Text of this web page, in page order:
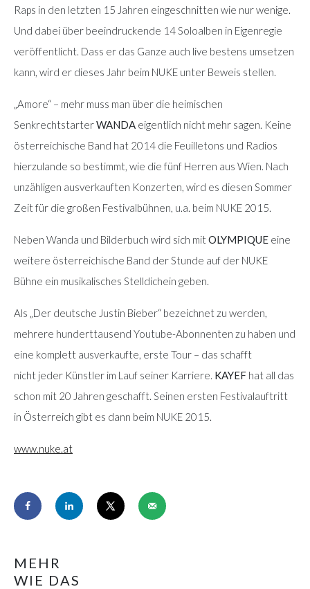
Raps in den letzten 15 Jahren eingeschnitten wie nur wenige.
Und dabei über beeindruckende 14 Soloalben in Eigenregie
veröffentlicht. Dass er das Ganze auch live bestens umsetzen
kann, wird er dieses Jahr beim NUKE unter Beweis stellen.
„Amore“ – mehr muss man über die heimischen
SenkrechtstarterWANDA eigentlich nicht mehr sagen. Keine
österreichische Band hat 2014 die Feuilletons und Radios
hierzulande so bestimmt, wie die fünf Herren aus Wien. Nach
unzähligen ausverkauften Konzerten, wird es diesen Sommer
Zeit für die großen Festivalbühnen, u.a. beim NUKE 2015.
Neben Wanda und Bilderbuch wird sich mitOLYMPIQUE eine
weitere österreichische Band der Stunde auf der NUKE
Bühne ein musikalisches Stelldichein geben.
Als „Der deutsche Justin Bieber“ bezeichnet zu werden,
mehrere hunderttausend Youtube-Abonnenten zu haben und
eine komplett ausverkaufte, erste Tour – das schafft
nicht jeder Künstler im Lauf seiner Karriere. KAYEF hat all das
schon mit 20 Jahren geschafft. Seinen ersten Festivalauftritt
in Österreich gibt es dann beim NUKE 2015.
www.nuke.at
MEHR
WIE DAS